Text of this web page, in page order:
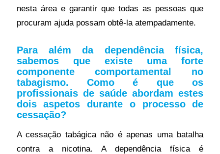
nesta área e garantir que todas as pessoas que
procuram ajuda possam obtê-la atempadamente.
Para além da dependência física,
sabemos que existe uma forte
componente comportamental no
tabagismo. Como é que os
profissionais de saúde abordam estes
dois aspetos durante o processo de
cessação?
A cessação tabágica não é apenas uma batalha
contra a nicotina. A dependência física é